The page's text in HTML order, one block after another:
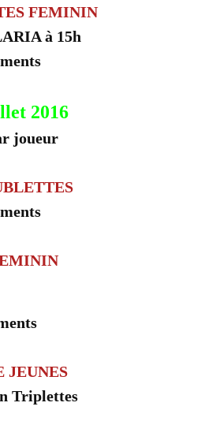
FEMININ
à 15h
2016
joueur
JEUNES
Triplettes